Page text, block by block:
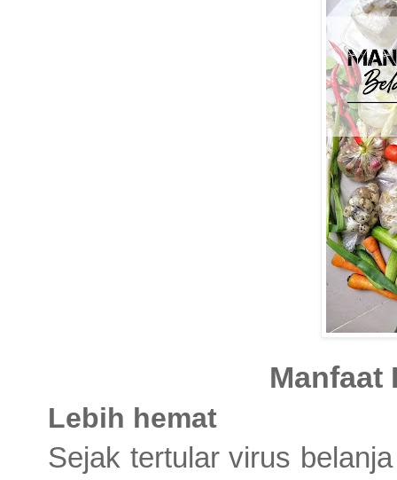
Manfaat
Lebih hemat
Sejak tertular virus